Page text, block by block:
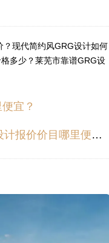
？现代简约风GRG设计如何
多少？莱芜市靠谱GRG设
宜？
价价目哪里便宜？